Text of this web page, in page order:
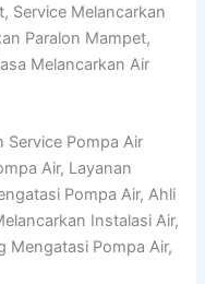
Service Melancarkan
Paralon Mampet,
Melancarkan Air
Service Pompa Air
Air, Layanan
Pompa Air, Ahli
Instalasi Air,
Mengatasi Pompa Air,